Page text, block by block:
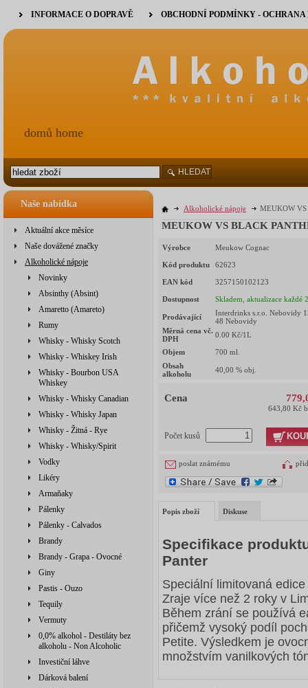
Naše nabídka
Aktuální akce měsíce
Naše dovážené značky
Alkoholické nápoje
Novinky
Absinthy (Absint)
Amaretto (Amareto)
Rumy
Whisky - Whisky Scotch
Whisky - Whiskey Irish
Whisky - Bourbon USA
Whiskey
Whisky - Whisky Canadian
Whisky - Whisky Japan
Whisky - Žitná - Rye
Whisky - Whisky/Spirit
Vodky
Likéry
Armaňaky
Pálenky
Pálenky - Calvados
Brandy
Brandy - Grapa - Ovocné
Giny
Pastis - Ouzo
Tequily
Vermuty
0,0% alkohol - Destiláty bez
alkoholu - Non Alcoholic
Investiční láhve
Dárková balení
Alkoholické nápoje MEUKOW
MEUKOW VS BLACK
Výrobce Meukow Cognac
Kód produktu 62623
EAN kód 3257150102123
Dostupnost Skladem, aktualizace každé
Prodávající
Interdrinks s.r.o. Nebovidy
48 Nebovidy
Měrná cena vč.
DPH
0.00 Kč/1L
Objem 700 ml.
Obsah
alkoholu
40,00 % obj.
Cena
643,80 Kč
Počet kusů
poslat známému
Popis zboží Diskuse
Specifikace
Panter
Speciální limitovaná
Zraje více než 2 roky v
Během zrání se používá
přičemž vysoký podíl
Petite. Výsledkem je
množstvím vanilkových
INFORMACE O DOPRAVĚ OBCHODNÍ PODMÍNKY -
domů home
HLEDAT